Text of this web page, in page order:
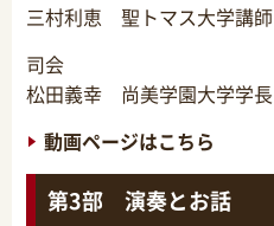
三村利恵 聖トマス大学講師
司会
松田義幸 尚美学園大学学長
動画ページはこちら
第3部 演奏とお話